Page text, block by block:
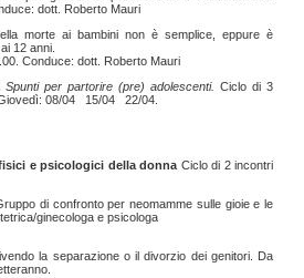
dott. Roberto Mauri
morte ai bambini non è semplice, eppure è
12 anni.
Conduce: dott. Roberto Mauri
Spunti per partorire (pre) adolescenti. Ciclo di 3
08/04 15/04 22/04.
e psicologici della donna Ciclo di 2 incontri
di confronto per neomamme sulle gioie e le
ginecologa e psicologa
la separazione o il divorzio dei genitori. Da